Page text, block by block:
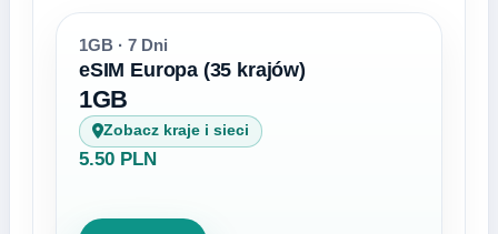
1GB · 7 Dni
eSIM Europa (35 krajów)
1GB
Zobacz kraje i sieci
5.50 PLN